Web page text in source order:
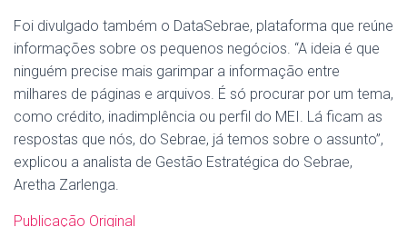
Foi divulgado também o DataSebrae, plataforma que reúne
informações sobre os pequenos negócios. “A ideia é que
ninguém precise mais garimpar a informação entre
milhares de páginas e arquivos. É só procurar por um tema,
como crédito, inadimplência ou perfil do MEI. Lá ficam as
respostas que nós, do Sebrae, já temos sobre o assunto”,
explicou a analista de Gestão Estratégica do Sebrae,
Aretha Zarlenga.
Publicação Original